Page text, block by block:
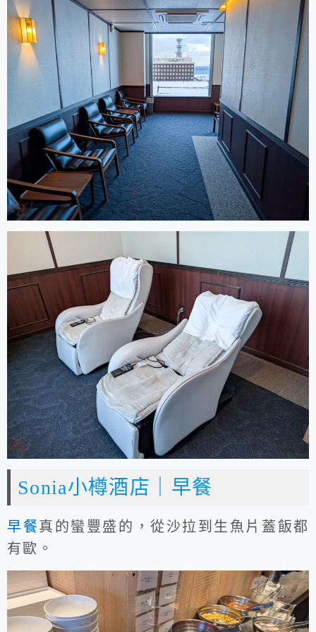
Sonia小樽酒店｜早餐
早餐真的蠻豐盛的，從沙拉到生魚片蓋飯都
有歐。